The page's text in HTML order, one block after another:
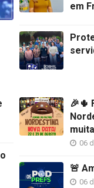
em
🎉🌵
06
🚨
06